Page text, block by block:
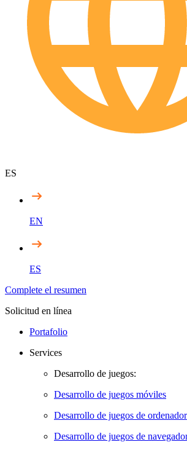
ES
EN
ES
Complete el resumen
Solicitud en línea
Portafolio
Services
Desarrollo de juegos:
Desarrollo de juegos móviles
Desarrollo de juegos de ordenador
Desarrollo de juegos de